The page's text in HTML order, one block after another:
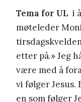
Tema for UL i
møteleder
etter på.» Jeg
være med å
vi følger
en som følger